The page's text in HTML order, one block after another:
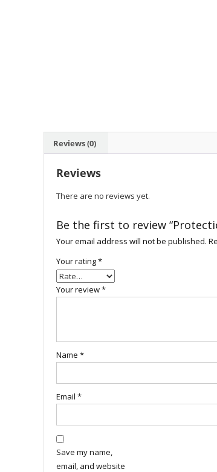
Reviews (0)
Reviews
There are no reviews yet.
Be the first to review
Your email address will not be published.
Your rating*
Your review*
Name *
Email *
Save my name,
email, and website